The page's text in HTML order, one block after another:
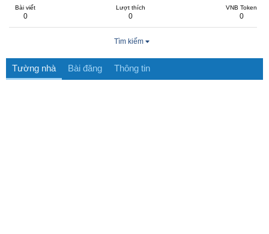
Bài viết
0
Lượt thích
0
VNB Token
0
Tìm kiếm
Tường nhà Bài đăng Thông tin